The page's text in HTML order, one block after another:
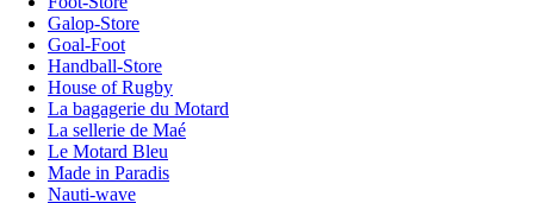
Galop-Store
Goal-Foot
Handball-Store
House of Rugby
La bagagerie du Motard
La sellerie de Maé
Le Motard Bleu
Made in Paradis
Nauti-wave